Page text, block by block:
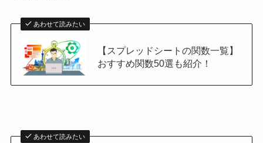
あわせて読みたい
【スプレッドシートの関数一覧】
おすすめ関数50選も紹介！
あわせて読みたい